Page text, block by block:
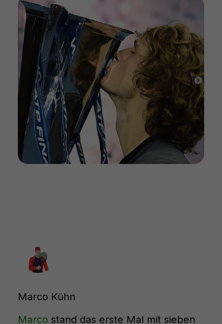
Marco Kühn
Marco stand das erste Mal mit sieben